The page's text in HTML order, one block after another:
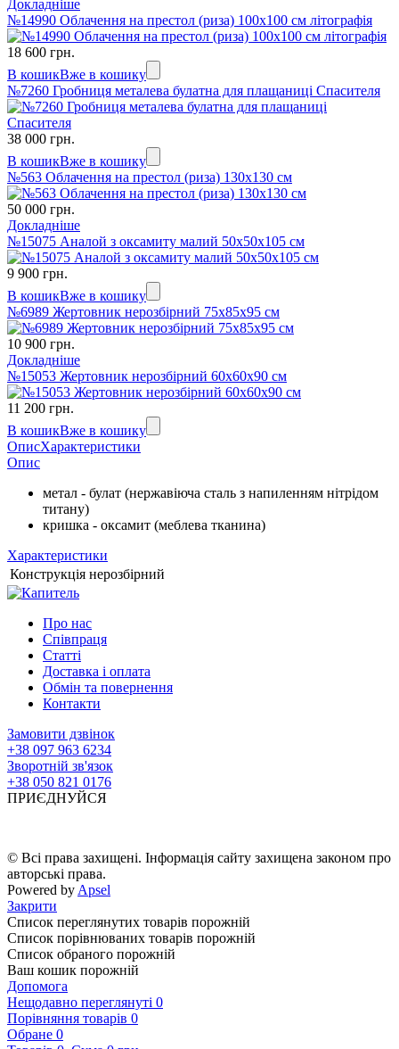
Докладніше
№14990 Облачення на престол (риза) 100х100 см літографія
18 600 грн.
В кошикВже в кошику
№7260 Гробниця металева булатна для плащаниці Спасителя
38 000 грн.
В кошикВже в кошику
№563 Облачення на престол (риза) 130х130 см
50 000 грн.
Докладніше
№15075 Аналой з оксамиту малий 50х50х105 см
9 900 грн.
В кошикВже в кошику
№6989 Жертовник нерозбірний 75х85х95 см
10 900 грн.
Докладніше
№15053 Жертовник нерозбірний 60х60х90 см
11 200 грн.
В кошикВже в кошику
ОписХарактеристики
Опис
метал - булат (нержавіюча сталь з напиленням нітрідом
титану)
кришка - оксамит (меблева тканина)
Характеристики
Конструкція нерозбірний
Про нас
Співпраця
Статті
Доставка і оплата
Обмін та повернення
Контакти
Замовити дзвінок
+38 097 963 6234
Зворотній зв'язок
+38 050 821 0176
ПРИЄДНУЙСЯ
© Всі права захищені. Інформація сайту захищена законом про
авторські права.
Powered by Apsel
Закрити
Список переглянутих товарів порожній
Список порівнюваних товарів порожній
Список обраного порожній
Ваш кошик порожній
Допомога
Нещодавно переглянуті 0
Порівняння товарів 0
Обране 0